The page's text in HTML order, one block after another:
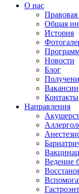
О нас
Общая
История
Новости
Блог
Вакансии
Контакты
Направления
Ведение